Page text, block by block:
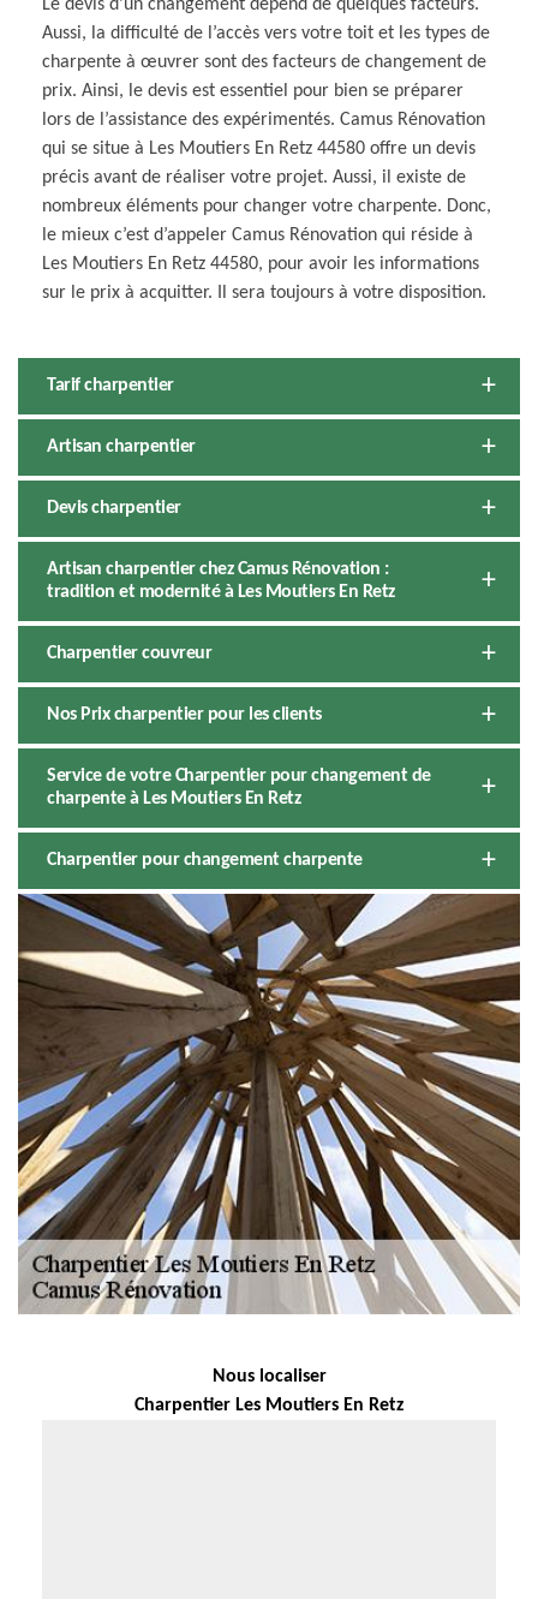
Le devis d’un changement dépend de quelques facteurs.
Aussi, la difficulté de l’accès vers votre toit et les types de
charpente à œuvrer sont des facteurs de changement de
prix. Ainsi, le devis est essentiel pour bien se préparer
lors de l’assistance des expérimentés. Camus Rénovation
qui se situe à Les Moutiers En Retz 44580 offre un devis
précis avant de réaliser votre projet. Aussi, il existe de
nombreux éléments pour changer votre charpente. Donc,
le mieux c’est d’appeler Camus Rénovation qui réside à
Les Moutiers En Retz 44580, pour avoir les informations
sur le prix à acquitter. Il sera toujours à votre disposition.
Tarif charpentier
Artisan charpentier
Devis charpentier
Artisan charpentier chez Camus Rénovation :
tradition et modernité à Les Moutiers En Retz
Charpentier couvreur
Nos Prix charpentier pour les clients
Service de votre Charpentier pour changement de
charpente à Les Moutiers En Retz
Charpentier pour changement charpente
Nous localiser
Charpentier Les Moutiers En Retz